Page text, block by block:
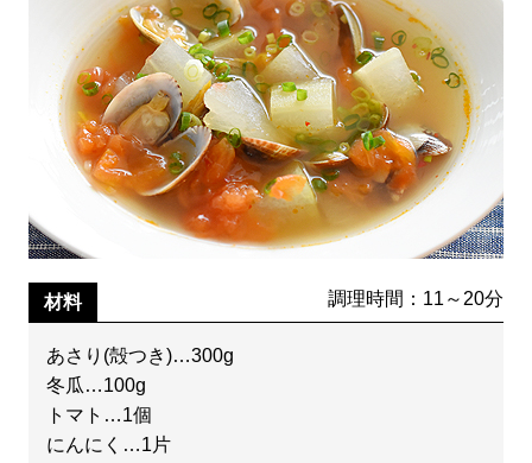
材料 調理時間：11～20分
あさり(殻つき)…300g
冬瓜…100g
トマト…1個
にんにく…1片